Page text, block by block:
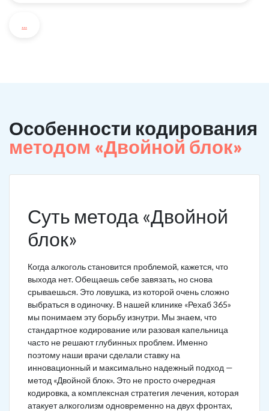
...
Особенности кодирования
методом «Двойной блок»
Суть метода «Двойной
блок»
Когда алкоголь становится проблемой, кажется, что
выхода нет. Обещаешь себе завязать, но снова
срываешься. Это ловушка, из которой очень сложно
выбраться в одиночку. В нашей клинике «Рехаб 365»
мы понимаем эту борьбу изнутри. Мы знаем, что
стандартное кодирование или разовая капельница
часто не решают глубинных проблем. Именно
поэтому наши врачи сделали ставку на
инновационный и максимально надежный подход —
метод «Двойной блок». Это не просто очередная
кодировка, а комплексная стратегия лечения, которая
атакует алкоголизм одновременно на двух фронтах,